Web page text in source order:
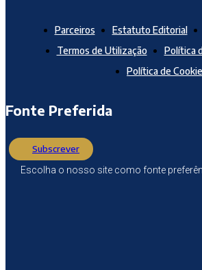
Parceiros Estatuto Editorial
Termos de Utilização
Política
Política de
Fonte Preferida
Subscrever
Escolha o nosso site como fonte